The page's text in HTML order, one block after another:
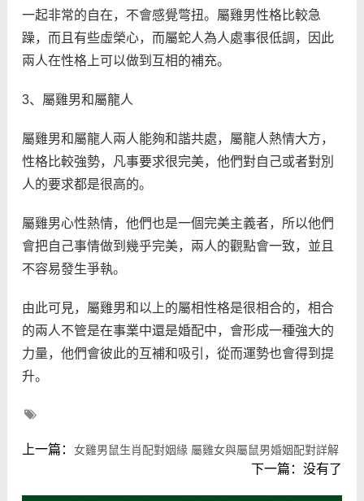
一起非常的自在，不會感覺彆扭。屬雞男性格比較急
躁，而且有些虛榮心，而屬蛇人為人處事很低調，因此
兩人在性格上可以做到互相的補充。
3、屬雞男和屬龍人
屬雞男和屬龍人兩人能夠和諧共處，屬龍人熱情大方，
性格比較強勢，凡事要求很完美，他們對自己或者對別
人的要求都是很高的。
屬雞男心性熱情，他們也是一個完美主義者，所以他們
會把自己事情做到幾乎完美，兩人的觀點會一致，並且
不容易發生爭執。
由此可見，屬雞男和以上的屬相性格是很相合的，相合
的兩人不管是在事業中還是婚配中，會形成一種強大的
力量，他們會彼此的互補和吸引，從而運勢也會得到提
升。
上一篇： 女雞男鼠生肖配對姻緣 屬雞女與屬鼠男婚姻配對詳解
下一篇：没有了